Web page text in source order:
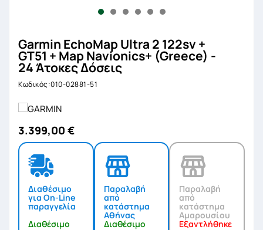
Garmin EchoMap Ultra 2 122sv +
GT51 + Map Navionics+ (Greece) -
24 Άτοκες Δόσεις
Κωδικός:010-02881-51
3.399,00 €
Διαθέσιμο
για On-Line
παραγγελία
Διαθέσιμο
Παραλαβή
από
κατάστημα
Αθήνας
Διαθέσιμο
Παραλαβή
από
κατάστημα
Αμαρουσίου
Εξαντλήθηκε